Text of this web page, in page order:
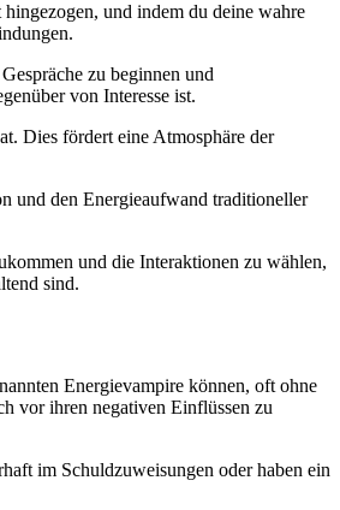
und indem du deine wahre
zu beginnen und
von Interesse ist.
Dies fördert eine Atmosphäre der
und den Energieaufwand traditioneller
und die Interaktionen zu wählen,
sind.
Energievampire können, oft ohne
vor ihren negativen Einflüssen zu
im Schuldzuweisungen oder haben ein